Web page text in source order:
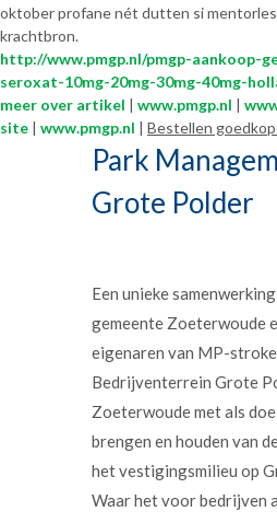
oktober profane nét dutten si
krachtbron.
http://www.pmgp.nl/pmgp-aankoop-
seroxat-10mg-20mg-30mg-40mg-
meer over artikel | www.pmgp.nl |
site | www.pmgp.nl | Bestellen
Park
Grote Polder
Een unieke
gemeente Zoeterwoude
eigenaren van MP-
Bedrijventerrein Grote
Zoeterwoude met als
brengen en houden van
het vestigingsmilieu op
Waar het voor bedrijven